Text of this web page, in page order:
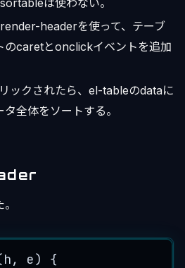
は使わない。
headerを使って、テーブ
のcaretとonclickイベントを追加
ックされたら、el-tableのdataに
全体をソートする。
h, e) {